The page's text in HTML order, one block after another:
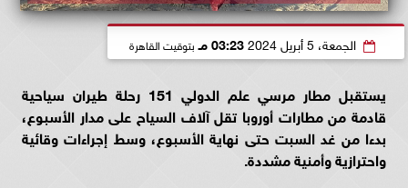
الجمعة، 5 أبريل 2024 03:23 مـ بتوقيت القاهرة
يستقبل مطار مرسي علم الدولي 151 رحلة طيران سياحية
قادمة من مطارات أوروبا تقل آلاف السياح على مدار الأسبوع،
بدءا من غد السبت حتى نهاية الأسبوع، وسط إجراءات وقائية
واحترازية وأمنية مشددة.